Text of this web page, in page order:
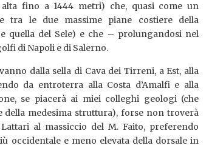
fino a 1444 metri) che, quasi come un
tra le due massime piane costiere della
quella del Sele) e che – prolungandosi nel
di Napoli e di Salerno.
dalla sella di Cava dei Tirreni, a Est, alla
da entroterra alla Costa d’Amalfi e alla
se piacerà ai miei colleghi geologi (che
della medesima struttura), forse non troverà
al massiccio del M. Faito, preferendo
occidentale e meno elevata della dorsale in